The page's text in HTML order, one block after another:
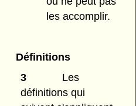
les accomplir.
Définitions
3
Les
définitions qui